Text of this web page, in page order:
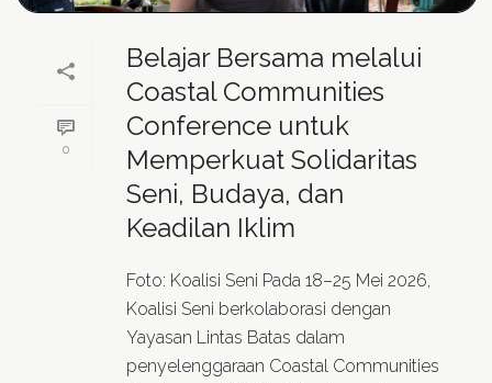
0
Belajar Bersama melalui
Coastal Communities
Conference untuk
Memperkuat Solidaritas
Seni, Budaya, dan
Keadilan Iklim
Foto: Koalisi Seni Pada 18–25 Mei 2026,
Koalisi Seni berkolaborasi dengan
Yayasan Lintas Batas dalam
penyelenggaraan Coastal Communities